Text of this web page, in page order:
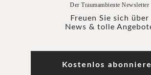
Der Traumambiente Newsletter
Freuen Sie sich über
News & tolle
Kostenlos